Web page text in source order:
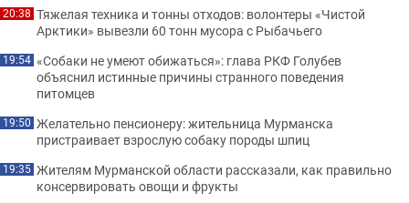
20:38 Тяжелая техника и тонны отходов: волонтеры «Чистой
Арктики» вывезли 60 тонн мусора с Рыбачьего
19:54 «Собаки не умеют обижаться»: глава РКФ Голубев
объяснил истинные причины странного поведения
питомцев
19:50 Желательно пенсионеру: жительница Мурманска
пристраивает взрослую собаку породы шпиц
19:35 Жителям Мурманской области рассказали, как правильно
консервировать овощи и фрукты